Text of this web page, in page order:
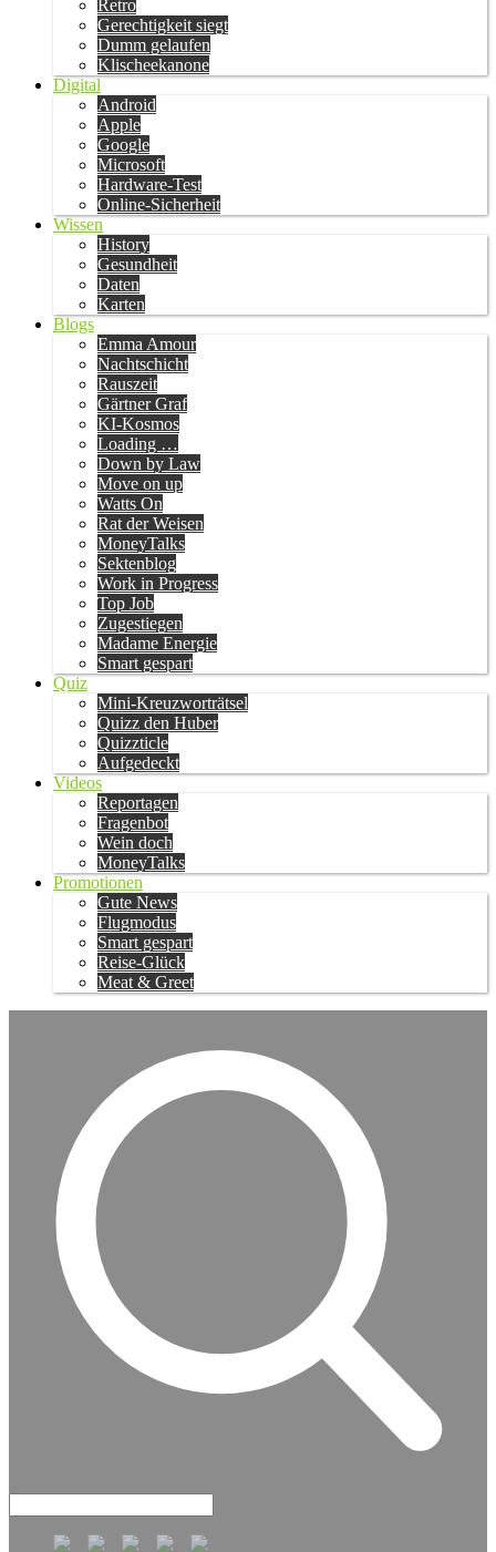
Retro
Gerechtigkeit siegt
Dumm gelaufen
Klischeekanone
Digital
Android
Apple
Google
Microsoft
Hardware-Test
Online-Sicherheit
Wissen
History
Gesundheit
Daten
Karten
Blogs
Emma Amour
Nachtschicht
Rauszeit
Gärtner Graf
KI-Kosmos
Loading …
Down by Law
Move on up
Watts On
Rat der Weisen
MoneyTalks
Sektenblog
Work in Progress
Top Job
Zugestiegen
Madame Energie
Smart gespart
Quiz
Mini-Kreuzworträtsel
Quizz den Huber
Quizzticle
Aufgedeckt
Videos
Reportagen
Fragenbot
Wein doch
MoneyTalks
Promotionen
Gute News
Flugmodus
Smart gespart
Reise-Glück
Meat & Greet